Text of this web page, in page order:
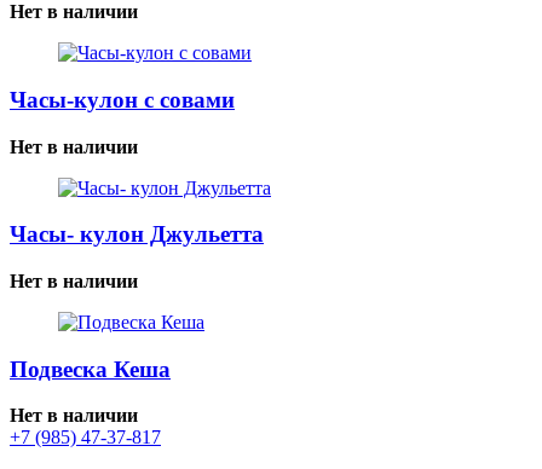
Нет в наличии
Часы-кулон с совами
Нет в наличии
Часы- кулон Джульетта
Нет в наличии
Подвеска Кеша
Нет в наличии
+7 (985) 47-37-817